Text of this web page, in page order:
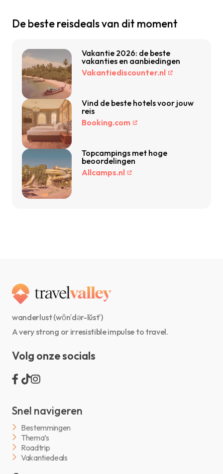
De beste reisdeals van dit moment
Vakantie 2026: de beste
vakanties en aanbiedingen
Vakantiediscounter.nl
Vind de beste hotels voor jouw
reis
Booking.com
Topcampings met hoge
beoordelingen
Allcamps.nl
wanderlust (wŏn′dər-lŭst′)
A very strong or irresistible impulse to travel.
Volg onze socials
Snel navigeren
Bestemmingen
Thema’s
Roadtrip
Vakantiedeals